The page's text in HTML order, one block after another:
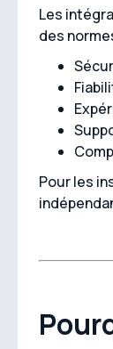
Les
des
Pour les